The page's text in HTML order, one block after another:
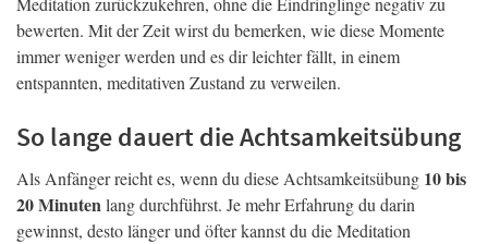
bewerten. Mit der Zeit wirst du bemerken, wie diese Momente
immer weniger werden und es dir leichter fällt, in einem
entspannten, meditativen Zustand zu verweilen.
So lange dauert die Achtsamkeitsübung
Als Anfänger reicht es, wenn du diese Achtsamkeitsübung 10 bis
20 Minutenlang durchführst. Je mehr Erfahrung du darin
gewinnst, desto länger und öfter kannst du die Meditation